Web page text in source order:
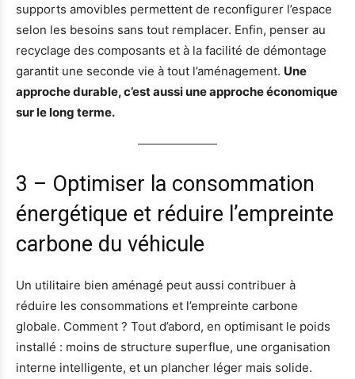
supports amovibles permettent de reconfigurer l’espace
selon les besoins sans tout remplacer. Enfin, penser au
recyclage des composants et à la facilité de démontage
garantit une seconde vie à tout l’aménagement. Une
approche durable, c’est aussi une approche économique
sur le long terme.
3 – Optimiser la consommation
énergétique et réduire l’empreinte
carbone du véhicule
Un utilitaire bien aménagé peut aussi contribuer à
réduire les consommations et l’empreinte carbone
globale. Comment ? Tout d’abord, en optimisant le poids
installé : moins de structure superflue, une organisation
interne intelligente, et un plancher léger mais solide.